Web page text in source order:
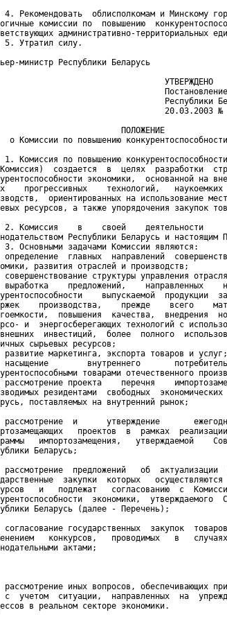
4. Рекомендовать  облисполкомам и Минскому
комиссии по  повышению
административно-территориальных
5. Утратил силу.
министр Республики Беларусь
УТВЕРЖДЕНО
Республики
20.03.2003 №
ПОЛОЖЕНИЕ
о Комиссии по повышению
1. Комиссия по повышению
создается  в  целях  разработки
экономики,  основанной на
прогрессивных    технологий,
ориентированных на использование
ресурсов, а также упорядочения закупок
2. Комиссия    в    своей    деятельности
Республики Беларусь и настоящим
3. Основными задачами Комиссии являются:
определение  главных  направлений
развития отраслей и производств;
совершенствование структуры управления
выработка    предложений,    направленных
выпускаемой  продукции
производства,    прежде    всего
повышения  качества,  внедрения
и  энергосберегающих технологий с
инвестиций,  более  полного
сырьевых ресурсов;
развитие маркетинга, экспорта товаров и услуг;
насыщение        внутреннего
товарами отечественного
рассмотрение проекта    перечня
резидентами  свободных
поставляемых на внутренний рынок;
рассмотрение  и      утверждение
проектов  в  рамках
импортозамещения,   утверждаемой
Беларусь;
рассмотрение  предложений   об  актуализации
закупки  которых
и   подлежат   согласованию  с
экономики,  утверждаемого
Беларусь (далее - Перечень);
согласование государственных  закупок
конкурсов,   проводимых   в
актами;
рассмотрение иных вопросов, обеспечивающих
с  учетом  ситуации,  направленных  на
в реальном секторе экономики.